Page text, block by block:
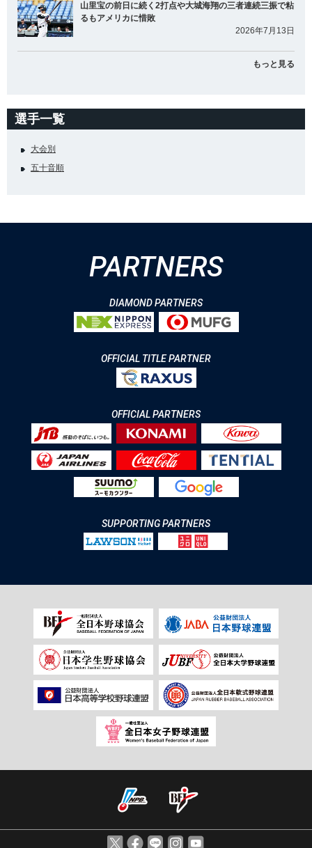
山里宝の前日に続く2打点や大城海翔の三者連続三振で粘
るもアメリカに惜敗
2026年7月13日
もっと見る
選手一覧
大会別
五十音順
PARTNERS
DIAMOND PARTNERS
OFFICIAL TITLE PARTNER
OFFICIAL PARTNERS
SUPPORTING PARTNERS